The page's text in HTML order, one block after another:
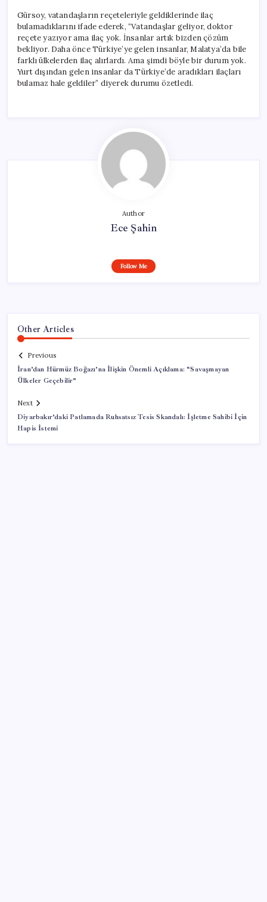
Gürsoy, vatandaşların reçeteleriyle geldiklerinde ilaç
bulamadıklarını ifade ederek, “Vatandaşlar geliyor, doktor
reçete yazıyor ama ilaç yok. İnsanlar artık bizden çözüm
bekliyor. Daha önce Türkiye’ye gelen insanlar, Malatya’da bile
farklı ülkelerden ilaç alırlardı. Ama şimdi böyle bir durum yok.
Yurt dışından gelen insanlar da Türkiye’de aradıkları ilaçları
bulamaz hale geldiler” diyerek durumu özetledi.
Author
Ece Şahin
Follow Me
Other Articles
Previous
İran’dan Hürmüz Boğazı’na İlişkin Önemli Açıklama: “Savaşmayan
Ülkeler Geçebilir”
Next
Diyarbakır’daki Patlamada Ruhsatsız Tesis Skandalı: İşletme Sahibi İçin
Hapis İstemi